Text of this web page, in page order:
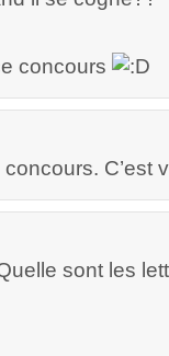
concours
C’est
sont les